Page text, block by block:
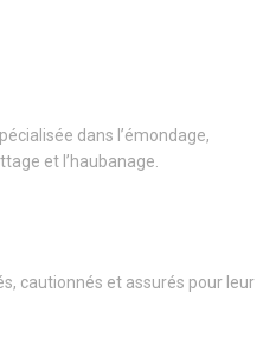
dans l’émondage,
et l’haubanage.
cautionnés et assurés pour leur